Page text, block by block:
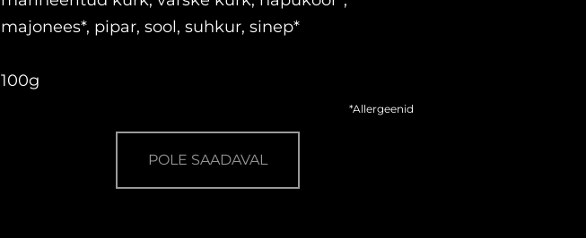
majonees*, pipar, sool, suhkur, sinep*
100g
*Allergeenid
POLE SAADAVAL